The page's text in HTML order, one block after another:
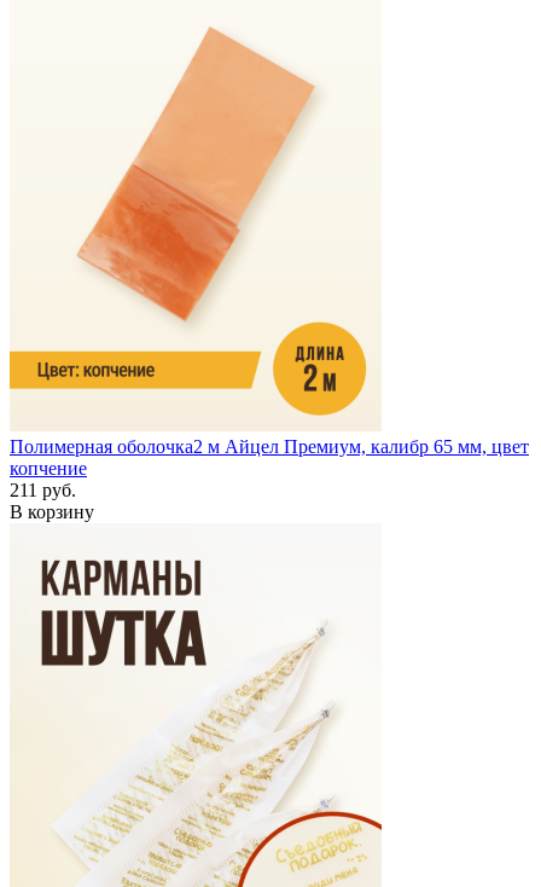
Полимерная оболочка2 м Айцел Премиум, калибр 65 мм, цвет
копчение
211 руб.
В корзину